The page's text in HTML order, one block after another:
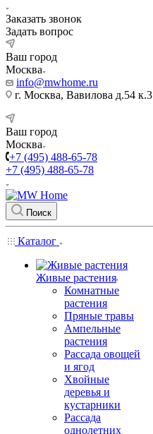
Заказать звонок
Задать вопрос
Ваш город
Москва
info@mwhome.ru
г. Москва, Вавилова д.54 к.3
Ваш город
Москва
+7 (495) 488-65-78
+7 (495) 488-65-78
Поиск
Каталог
Живые растения
Комнатные
растения
Пряные травы
Ампельные
растения
Рассада овощей
и ягод
Хвойные
деревья и
кустарники
Рассада
однолетних